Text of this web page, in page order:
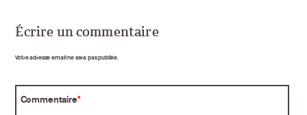
Écrire un commentaire
Votre adresse email ne sera pas publiée.
Commentaire*